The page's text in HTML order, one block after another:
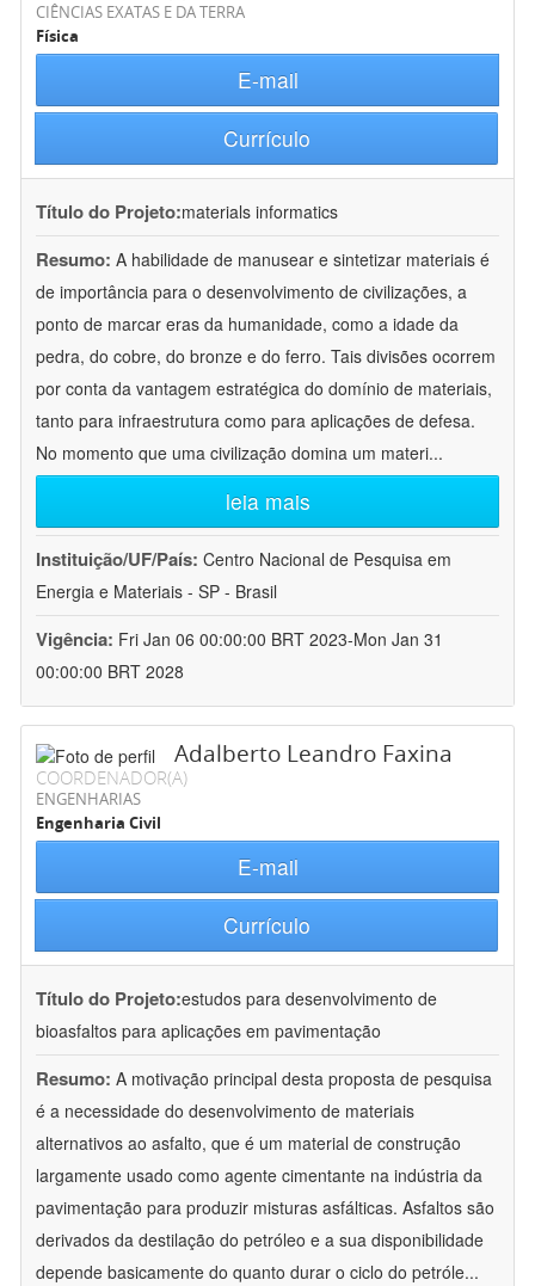
CIÊNCIAS EXATAS E DA TERRA
Física
E-mail
Currículo
Título do Projeto:materials informatics
Resumo: A habilidade de manusear e sintetizar materiais é
de importância para o desenvolvimento de civilizações, a
ponto de marcar eras da humanidade, como a idade da
pedra, do cobre, do bronze e do ferro. Tais divisões ocorrem
por conta da vantagem estratégica do domínio de materiais,
tanto para infraestrutura como para aplicações de defesa.
No momento que uma civilização domina um materi...
leia mais
Instituição/UF/País: Centro Nacional de Pesquisa em
Energia e Materiais - SP - Brasil
Vigência: Fri Jan 06 00:00:00 BRT 2023-Mon Jan 31
00:00:00 BRT 2028
Adalberto Leandro Faxina
COORDENADOR(A)
ENGENHARIAS
Engenharia Civil
E-mail
Currículo
Título do Projeto:estudos para desenvolvimento de
bioasfaltos para aplicações em pavimentação
Resumo: A motivação principal desta proposta de pesquisa
é a necessidade do desenvolvimento de materiais
alternativos ao asfalto, que é um material de construção
largamente usado como agente cimentante na indústria da
pavimentação para produzir misturas asfálticas. Asfaltos são
derivados da destilação do petróleo e a sua disponibilidade
depende basicamente do quanto durar o ciclo do petróle...